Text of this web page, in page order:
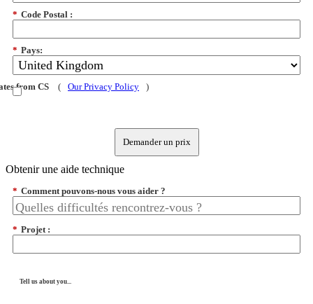
* Code Postal :
* Pays:
from CS ( Our Privacy Policy )
Demander un prix
Obtenir une aide technique
* Comment pouvons-nous vous aider ?
* Projet :
Tell us about you...